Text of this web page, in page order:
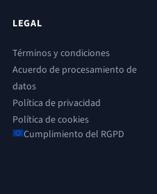
LEGAL
Términos y condiciones
Acuerdo de procesamiento de
datos
Política de privacidad
Política de cookies
Cumplimiento del RGPD